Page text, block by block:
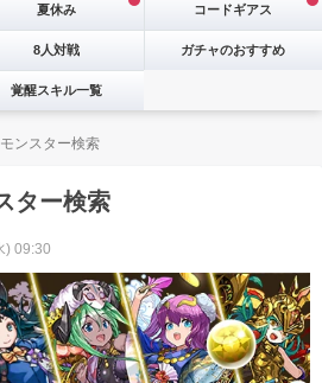
夏休み コードギアス
8人対戦 ガチャのおすすめ
覚醒スキル一覧
モンスター検索
ター検索
) 09:30